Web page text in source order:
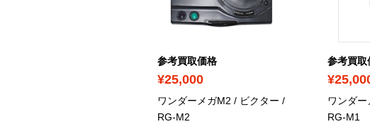
参考買取価格
¥25,000
ワンダーメガM2 / ビクター /
RG-M2
参考買取
ワンダー
RG-M1